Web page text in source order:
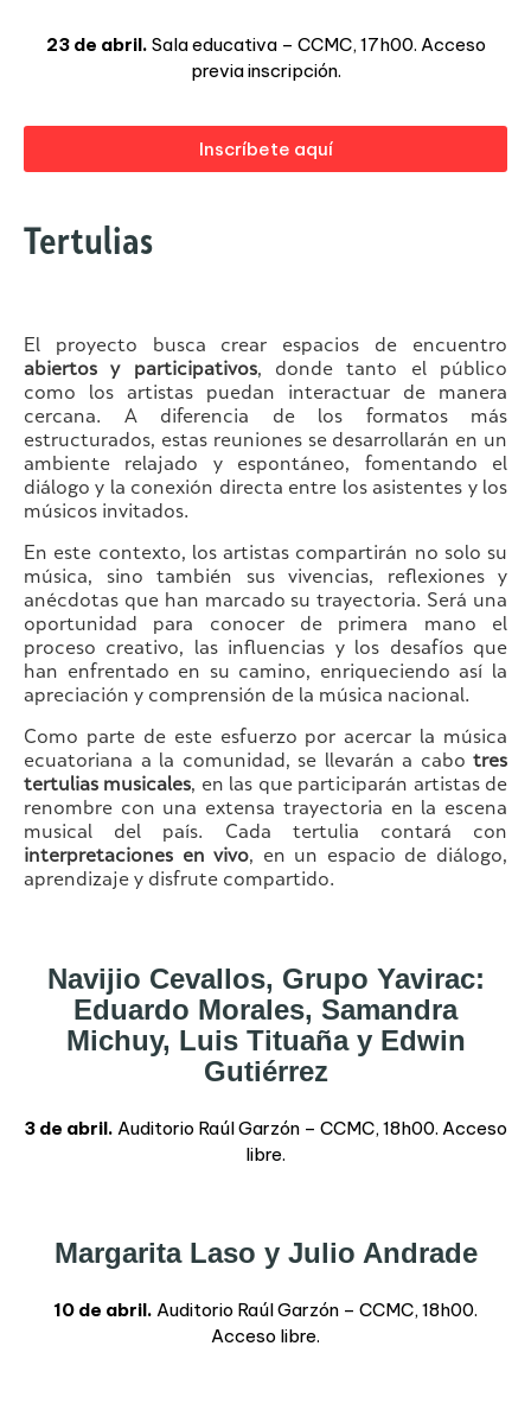
23 de abril. Sala educativa – CCMC, 17h00. Acceso
previa inscripción.
Inscríbete aquí
Tertulias
El proyecto busca crear espacios de encuentro
abiertos y participativos, donde tanto el público
como los artistas puedan interactuar de manera
cercana. A diferencia de los formatos más
estructurados, estas reuniones se desarrollarán en un
ambiente relajado y espontáneo, fomentando el
diálogo y la conexión directa entre los asistentes y los
músicos invitados.
En este contexto, los artistas compartirán no solo su
música, sino también sus vivencias, reflexiones y
anécdotas que han marcado su trayectoria. Será una
oportunidad para conocer de primera mano el
proceso creativo, las influencias y los desafíos que
han enfrentado en su camino, enriqueciendo así la
apreciación y comprensión de la música nacional.
Como parte de este esfuerzo por acercar la música
ecuatoriana a la comunidad, se llevarán a cabo tres
tertulias musicales, en las que participarán artistas de
renombre con una extensa trayectoria en la escena
musical del país. Cada tertulia contará con
interpretaciones en vivo, en un espacio de diálogo,
aprendizaje y disfrute compartido.
Navijio Cevallos, Grupo Yavirac:
Eduardo Morales, Samandra
Michuy, Luis Tituaña y Edwin
Gutiérrez
3 de abril. Auditorio Raúl Garzón – CCMC, 18h00. Acceso
libre.
Margarita Laso y Julio Andrade
10 de abril. Auditorio Raúl Garzón – CCMC, 18h00.
Acceso libre.